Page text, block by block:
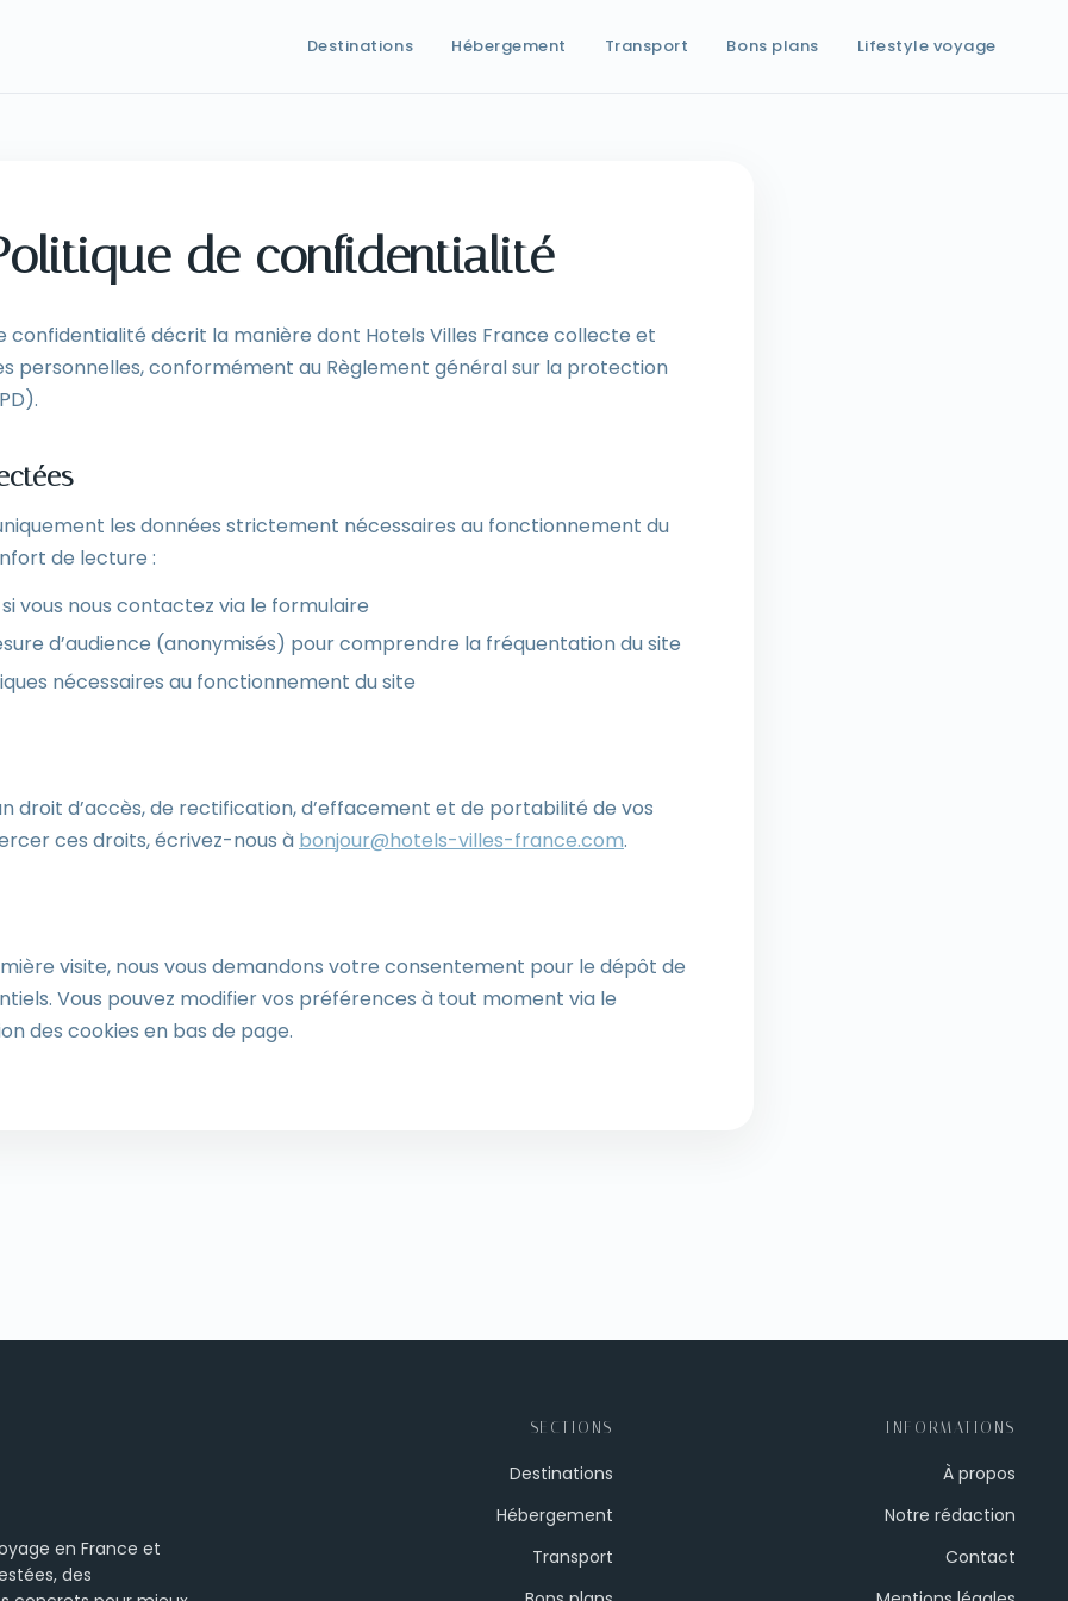
Destinations Hébergement Transport Bons plans Lifestyle voyage
de confidentialité
confidentialité décrit la manière dont Hotels Villes France collecte et
personnelles, conformément au Règlement général sur la protection
les données strictement nécessaires au fonctionnement du
de lecture :
vous nous contactez via le formulaire
d’audience (anonymisés) pour comprendre la fréquentation du site
nécessaires au fonctionnement du site
droit d’accès, de rectification, d’effacement et de portabilité de vos
ces droits, écrivez-nous à bonjour@hotels-villes-france.com.
visite, nous vous demandons votre consentement pour le dépôt de
Vous pouvez modifier vos préférences à tout moment via le
des cookies en bas de page.
en France et
des
SECTIONS
Destinations
Hébergement
Transport
INFORMATIONS
À propos
Notre rédaction
Contact